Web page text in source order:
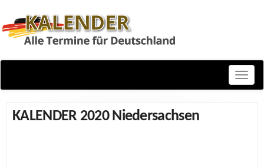
Toggle
KALENDER 2020 Niedersachsen